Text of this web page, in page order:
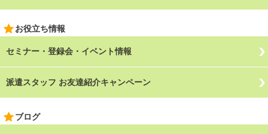
お役立ち情報
セミナー・登録会・イベント情報
派遣スタッフ お友達紹介キャンペーン
ブログ